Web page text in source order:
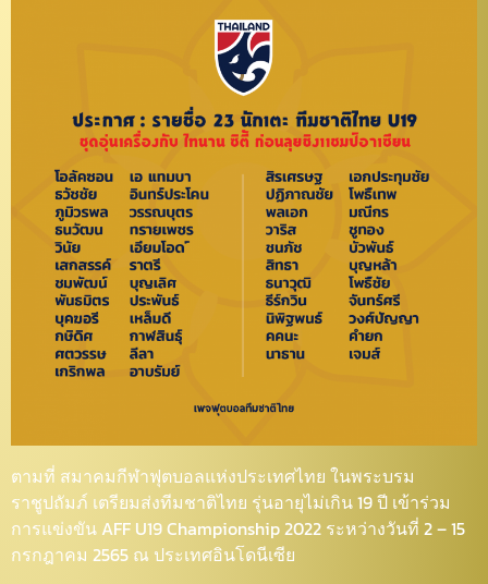
ตามที่ สมาคมกีฬาฟุตบอลแห่งประเทศไทย ในพระบรม
ราชูปถัมภ์ เตรียมส่งทีมชาติไทย รุ่นอายุไม่เกิน 19 ปี เข้าร่วม
การแข่งขัน AFF U19 Championship 2022 ระหว่างวันที่ 2 – 15
กรกฎาคม 2565 ณ ประเทศอินโดนีเซีย